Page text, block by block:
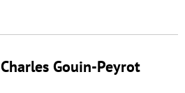
Charles Gouin-Peyrot